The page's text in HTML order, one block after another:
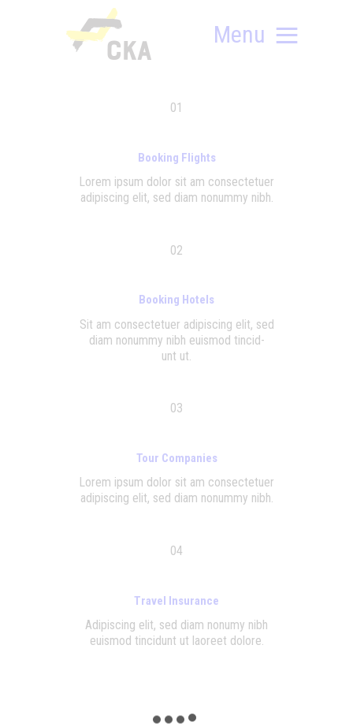
Menu
KÉPEZD MAGAD!
01
Booking Flights
Lor­em ipsum dolor sit am con­sec­te­tu­er
adi­pis­cing elit, sed diam nonummy nibh.
02
Booking Hotels
Sit am con­sec­te­tu­er adi­pis­cing elit, sed
diam nonummy nibh euis­mod tin­cid­
unt ut.
03
Tour Companies
Lor­em ipsum dolor sit am con­sec­te­tu­er
adi­pis­cing elit, sed diam nonummy nibh.
04
Travel Insurance
Adi­pis­cing elit, sed diam nonumy nibh
euis­mod tin­cid­unt ut lao­reet dolore.